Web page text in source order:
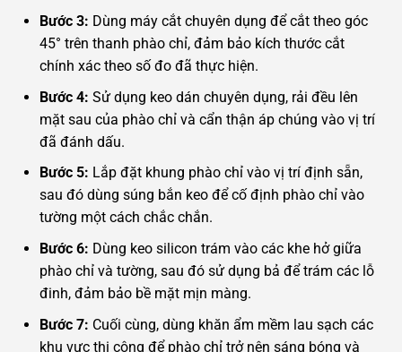
Bước 3: Dùng máy cắt chuyên dụng để cắt theo góc
45° trên thanh phào chỉ, đảm bảo kích thước cắt
chính xác theo số đo đã thực hiện.
Bước 4: Sử dụng keo dán chuyên dụng, rải đều lên
mặt sau của phào chỉ và cẩn thận áp chúng vào vị trí
đã đánh dấu.
Bước 5: Lắp đặt khung phào chỉ vào vị trí định sẵn,
sau đó dùng súng bắn keo để cố định phào chỉ vào
tường một cách chắc chắn.
Bước 6: Dùng keo silicon trám vào các khe hở giữa
phào chỉ và tường, sau đó sử dụng bả để trám các lỗ
đinh, đảm bảo bề mặt mịn màng.
Bước 7: Cuối cùng, dùng khăn ẩm mềm lau sạch các
khu vực thi công để phào chỉ trở nên sáng bóng và